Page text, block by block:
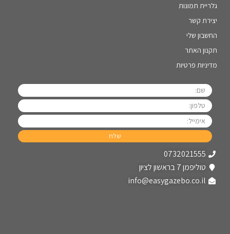
גלריית תמונות
יצירת קשר
החשבון שלי
תקנון האתר
מדיניות פרטיות
0732021555
טוליפמן 7 בראשון לציון
info@easygazebo.co.il